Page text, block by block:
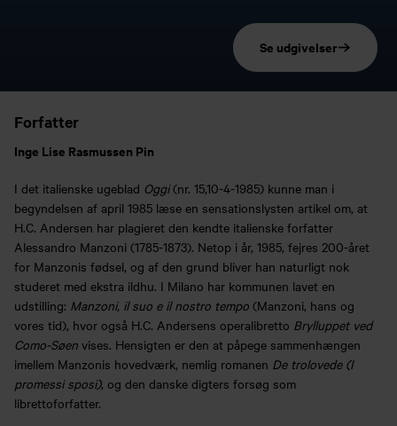
Se udgivelser
Forfatter
Inge Lise Rasmussen Pin
I det italienske ugeblad Oggi(nr. 15,10-4-1985) kunne man i
begyndelsen af april 1985 læse en sensationslysten artikel om, at
H.C. Andersen har plagieret den kendte italienske forfatter
Alessandro Manzoni (1785-1873). Netop i år, 1985, fejres 200-året
for Manzonis fødsel, og af den grund bliver han naturligt nok
studeret med ekstra ildhu. I Milano har kommunen lavet en
udstilling: Manzoni, il suo e il nostro tempo (Manzoni, hans og
vores tid), hvor også H.C. Andersens operalibretto Brylluppet ved
Como-Søen vises. Hensigten er den at påpege sammenhængen
imellem Manzonis hovedværk, nemlig romanen De trolovede (I
promessi sposi), og den danske digters forsøg som
librettoforfatter.